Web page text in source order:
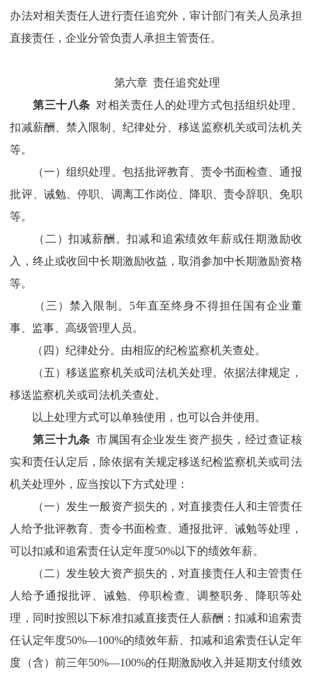
办法对相关责任人进行责任追究外，审计部门有关人员承担
直接责任，企业分管负责人承担主管责任。
第六章 责任追究处理
第三十八条 对相关责任人 的处理方式包括组织处理、
扣减薪酬、禁入限制、纪律处分、移送监察机关或司法机关
等。
（一）组织处理。包括批评教育、责令书面检查、通报
批评、诫勉、停职、调离工作岗位、降职、责令辞职、免职
等。
（二）扣减薪酬。扣减和追索绩效年薪或任期激励收
入，终止或收回中长期激励收益，取消参加中长期激励资格
等。
（三）禁入限制。 5年直至终身不得担任国有企业董
事、监事、高级管理人员。
（四）纪律处分。由相应的纪检监察机关查处。
（五）移送监察机关或司法机关处理。依据法律规定，
移送监察机关或司法机关查处。
以上处理方式可以单独使用，也可以合并使用。
第三十九条 市属国有企业发生资产损失，经过查证核
实和责任认定后，除依据有关规定移送纪检监察机关或司法
机关处理外，应当按以下方式处理：
（一）发生一般资产损失的，对直接责任人和主管责任
人给予批评教育、责令书面检查、通报批评、诫勉等处理，
可以扣减和追索责任认定年度50%以下的绩效年薪。
（二）发生较大资产损失的，对直接责任人和主管责任
人给予通报批评、诫勉、停职检查 、调整职务 、降职等处
理，同时按照以下标准扣减直接责任人薪酬： 扣减和追索责
任认定年度50%—100%的绩效年薪 、扣减和追索责任认定年
度（含）前三年50%—100%的任期激励收入并延期支付绩效